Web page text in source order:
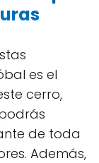
es el
cerro,
de toda
Además,